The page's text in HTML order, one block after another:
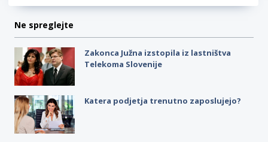
Ne spreglejte
Zakonca Južna izstopila iz lastništva
Telekoma Slovenije
Katera podjetja trenutno zaposlujejo?